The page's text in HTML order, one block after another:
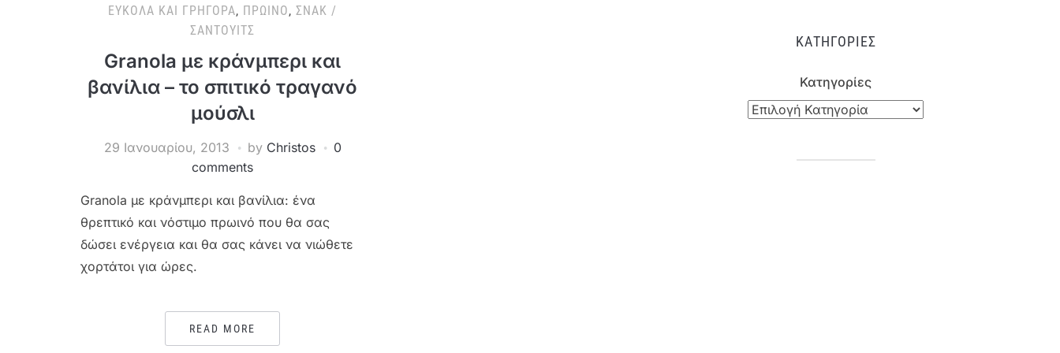
ΕΎΚΟΛΑ ΚΑΙ ΓΡΉΓΟΡΑ, ΠΡΩΙΝΌ, ΣΝΑΚ /
ΣΆΝΤΟΥΙΤΣ
Granola με κράνμπερι και
βανίλια – το σπιτικό τραγανό
μούσλι
29 Ιανουαρίου, 2013 by Christos
0
comments
Granola με κράνμπερι και βανίλια: ένα
θρεπτικό και νόστιμο πρωινό που θα σας
δώσει ενέργεια και θα σας κάνει να νιώθετε
χορτάτοι για ώρες.
READ MORE
ΚΑΤΗΓΟΡΊΕΣ
Κατηγορίες